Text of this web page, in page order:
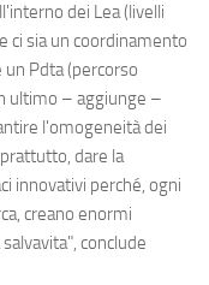
dei Lea (livelli
ci sia un coordinamento
Pdta (percorso
ultimo – aggiunge –
l'omogeneità dei
dare la
innovativi perché, ogni
creano enormi
conclude